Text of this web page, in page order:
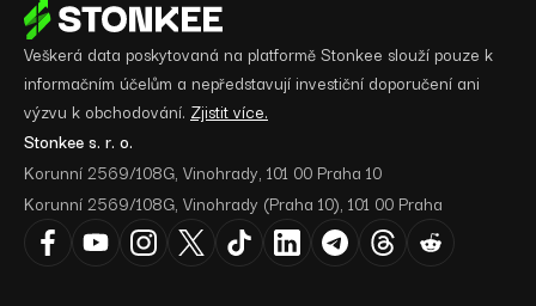
Veškerá data poskytovaná na platformě Stonkee slouží pouze k
informačním účelům a nepředstavují investiční doporučení ani
výzvu k obchodování. Zjistit více.
Stonkee s. r. o.
Korunní 2569/108G, Vinohrady, 101 00 Praha 10
Korunní 2569/108G, Vinohrady (Praha 10), 101 00 Praha